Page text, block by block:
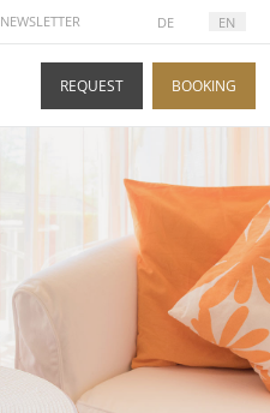
NEWSLETTER SELECT YOUR LANGUAGE
DE EN
REQUEST BOOKING